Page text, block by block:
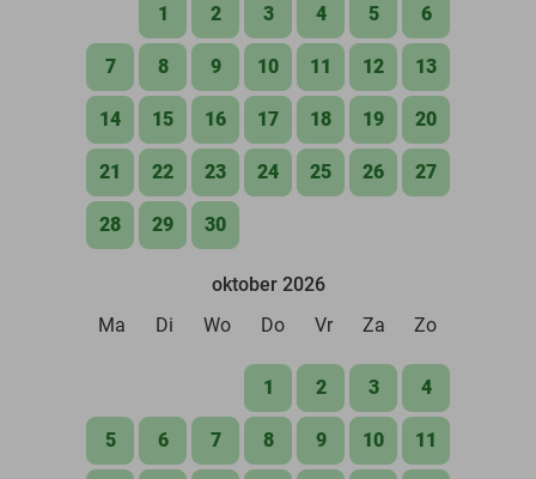
1 2 3 4 5 6
7 8 9 10 11 12 13
14 15 16 17 18 19 20
21 22 23 24 25 26 27
28 29 30
oktober 2026
Ma
Di Wo Do Vr Za Zo
1 2 3 4
5 6 7 8 9 10 11